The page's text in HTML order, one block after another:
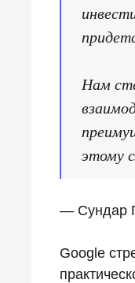
Нам
этому
— Сундар
Google